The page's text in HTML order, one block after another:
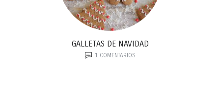
GALLETAS DE NAVIDAD
1 COMENTARIOS